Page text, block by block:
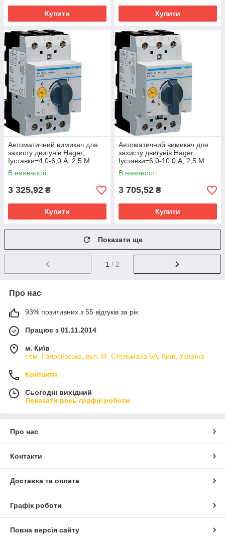
Купити Купити
Автоматичний вимикач для
захисту двигунів Hager,
Іуставки=4,0-6,0 А, 2,5 М
В наявності
3 325,92 ₴
Купити
Автоматичний вимикач для
захисту двигунів Hager,
Іуставки=6,0-10,0 А, 2,5 М
В наявності
3 705,52 ₴
Купити
Показати ще
1 / 2
Про нас
93% позитивних з 55 відгуків за рік
Працює з 01.11.2014
м. Київ
ст.м. Голосіївська, вул. М. Стельмаха 6А, Київ, Україна
Контакти
Сьогодні вихідний
Показати весь графік роботи
Про нас
Контакти
Доставка та оплата
Графік роботи
Повна версія сайту